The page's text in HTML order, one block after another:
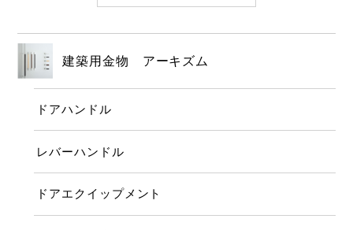
建築用金物 アーキズム
ドアハンドル
レバーハンドル
ドアエクイップメント